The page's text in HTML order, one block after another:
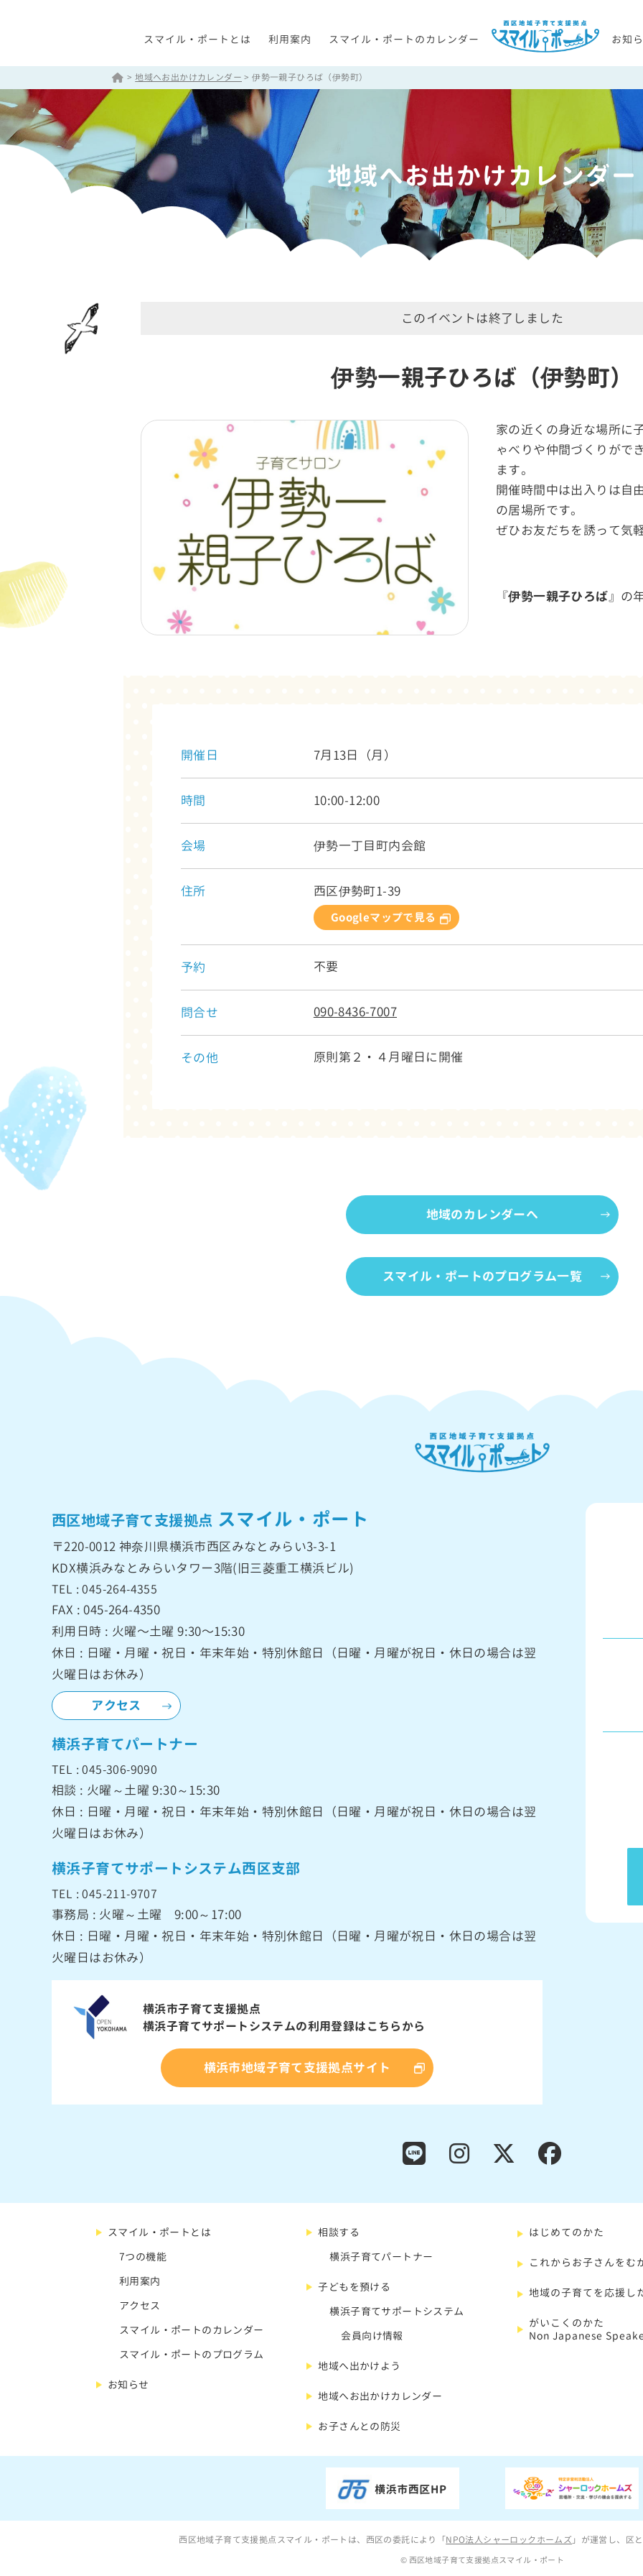
スマイル・ポートとは 利用案内 スマイル・ポートのカレンダー お知
>地域へお出かけカレンダー >伊勢一親子ひろば（伊勢町）
地域へお出かけカレンダー
このイベントは終了しました
伊勢一親子ひろば（伊勢町）
家の近くの身近な場所に
ゃべりや仲間づくりがで
ます。
開催時間中は出入りは自
の居場所です。
ぜひお友だちを誘って気
『伊勢一親子ひろば』の
開催日 7月13日（月）
時間 10:00-12:00
会場 伊勢一丁目町内会館
住所 西区伊勢町1-39
Googleマップで見る
予約 不要
問合せ 090-8436-7007
その他 原則第２・４月曜日に開催
地域のカレンダーへ
スマイル・ポートのプログラム一覧
西区地域子育て支援拠点 スマイル・ポート
〒220-0012神奈川県横浜市西区みなとみらい3-3-1
KDX横浜みなとみらいタワー3階(旧三菱重工横浜ビル)
TEL : 045-264-4355
FAX : 045-264-4350
利用日時 : 火曜〜土曜 9:30〜15:30
休日 : 日曜・月曜・祝日・年末年始・特別休館日（日曜・月曜が祝日・休日の場合は翌
火曜日はお休み）
アクセス
横浜子育てパートナー
TEL : 045-306-9090
相談 : 火曜～土曜 9:30～15:30
休日 : 日曜・月曜・祝日・年末年始・特別休館日（日曜・月曜が祝日・休日の場合は翌
火曜日はお休み）
横浜子育てサポートシステム西区支部
TEL : 045-211-9707
事務局 : 火曜～土曜 9:00～17:00
休日 : 日曜・月曜・祝日・年末年始・特別休館日（日曜・月曜が祝日・休日の場合は翌
火曜日はお休み）
横浜市子育て支援拠点
横浜子育てサポートシステムの利用登録はこちらから
横浜市地域子育て支援拠点サイト
はじめてのかた
これからお子さんをむ
地域の子育てを応援し
がいこくのかた
Non Japanese
スマイル・ポートとは
7つの機能
利用案内
アクセス
スマイル・ポートのカレンダー
スマイル・ポートのプログラム
お知らせ
相談する
横浜子育てパートナー
子どもを預ける
横浜子育てサポートシステム
会員向け情報
地域へ出かけよう
地域へお出かけカレンダー
お子さんとの防災
西区地域子育て支援拠点スマイル・ポートは、西区の委託により「NPO法人シャーロックホームズ 」が運営し、区
© 西区地域子育て支援拠点スマイル・ポート